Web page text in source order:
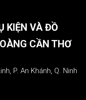
KIỆN VÀ ĐỒ
CẦN THƠ
P. An Khánh, Q. Ninh